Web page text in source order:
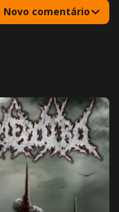
Novo comentário